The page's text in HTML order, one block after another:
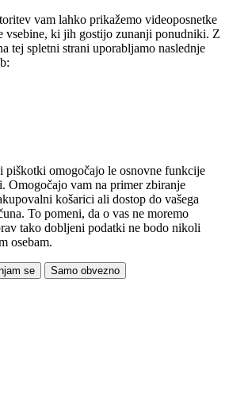
vam lahko prikažemo videoposnetke
vsebine, ki jih gostijo zunanji ponudniki. Z
tej spletni strani uporabljamo naslednje
piškotki omogočajo le osnovne funkcije
Omogočajo vam na primer zbiranje
košarici ali dostop do vašega
To pomeni, da o vas ne moremo
tako dobljeni podatki ne bodo nikoli
osebam.
se Samo obvezno